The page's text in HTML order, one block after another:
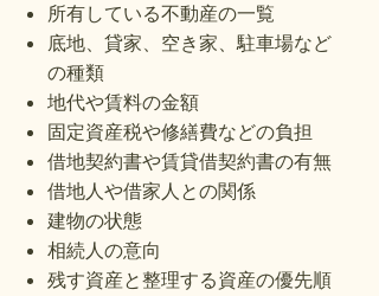
所有している不動産の一覧
底地、貸家、空き家、駐車場など
の種類
地代や賃料の金額
固定資産税や修繕費などの負担
借地契約書や賃貸借契約書の有無
借地人や借家人との関係
建物の状態
相続人の意向
残す資産と整理する資産の優先順